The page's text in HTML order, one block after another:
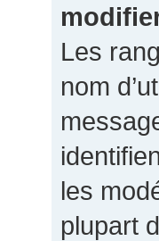
Les
nom
les
plupart